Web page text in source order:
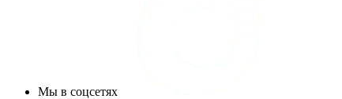
Мы в соцсетях